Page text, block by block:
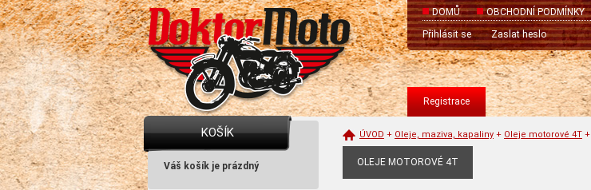
DOMŮ OBCHODNÍ PODMÍNKY
Přihlásit se
Zaslat heslo
Registrace
KOŠÍK
Váš košík je prázdný
ÚVOD + Oleje, maziva, kapaliny + Oleje motorové 4T +
OLEJE MOTOROVÉ 4T